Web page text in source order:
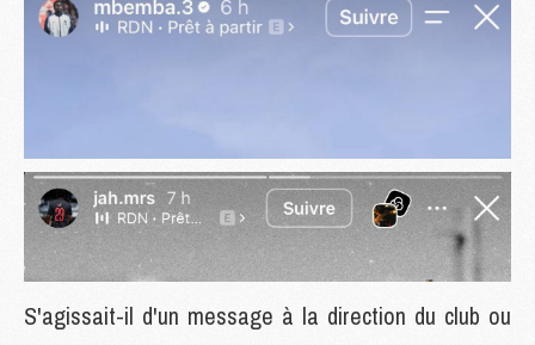
S'agissait-il d'un message à la direction du club ou